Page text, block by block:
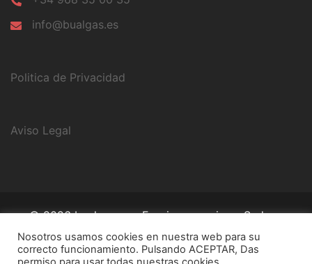
info@bualgas.es
Politica de Privacidad
Aviso Legal
© 2026 bualgas,s.a.. Funciona gracias aSydney
Nosotros usamos cookies en nuestra web para su
correcto funcionamiento. Pulsando ACEPTAR, Das